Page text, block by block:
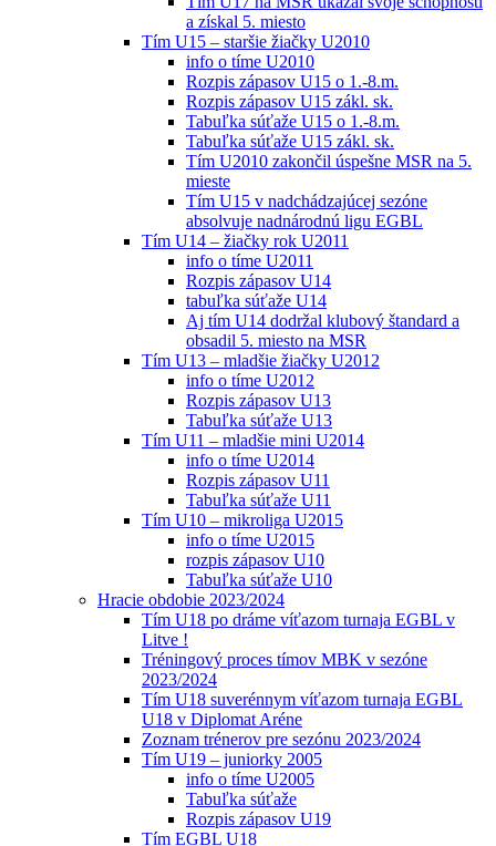
a získal 5. miesto
Tím U15 – staršie žiačky U2010
info o tíme U2010
Rozpis zápasov U15 o 1.-8.m.
Rozpis zápasov U15 zákl. sk.
Tabuľka súťaže U15 o 1.-8.m.
Tabuľka súťaže U15 zákl. sk.
Tím U2010 zakončil úspešne MSR na 5.
mieste
Tím U15 v nadchádzajúcej sezóne
absolvuje nadnárodnú ligu EGBL
Tím U14 – žiačky rok U2011
info o tíme U2011
Rozpis zápasov U14
tabuľka súťaže U14
Aj tím U14 dodržal klubový štandard a
obsadil 5. miesto na MSR
Tím U13 – mladšie žiačky U2012
info o tíme U2012
Rozpis zápasov U13
Tabuľka súťaže U13
Tím U11 – mladšie mini U2014
info o tíme U2014
Rozpis zápasov U11
Tabuľka súťaže U11
Tím U10 – mikroliga U2015
info o tíme U2015
rozpis zápasov U10
Tabuľka súťaže U10
Hracie obdobie 2023/2024
Tím U18 po dráme víťazom turnaja EGBL v
Litve !
Tréningový proces tímov MBK v sezóne
2023/2024
Tím U18 suverénnym víťazom turnaja EGBL
U18 v Diplomat Aréne
Zoznam trénerov pre sezónu 2023/2024
Tím U19 – juniorky 2005
info o tíme U2005
Tabuľka súťaže
Rozpis zápasov U19
Tím EGBL U18